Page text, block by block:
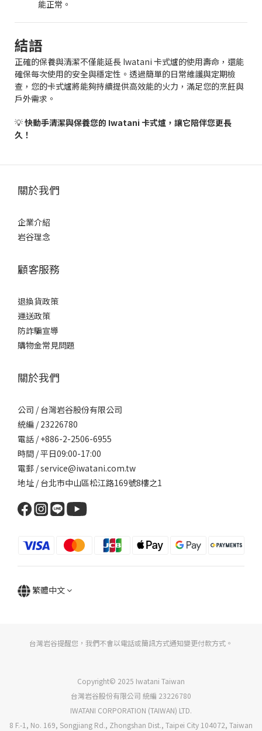
能正常。
結語
正確的保養與清潔不僅能延長 Iwatani 卡式爐的使用壽命，還能
確保每次使用的安全與穩定性。透過簡單的日常維護與定期檢
查，您的卡式爐將能夠持續提供高效能的火力，滿足您的烹飪與
戶外需求。
💡快動手清潔與保養您的 Iwatani 卡式爐，讓它陪伴您更長
久！
關於我們
企業介紹
岩谷理念
顧客服務
退換貨政策
運送政策
防詐騙宣導
購物金常見問題
關於我們
公司 / 台灣岩谷股份有限公司
統編 / 23226780
電話 / +886-2-2506-6955
時間 / 平日09:00-17:00
電郵 / service@iwatani.com.tw
地址 / 台北市中山區松江路169號8樓之1
繁體中文
台灣岩谷提醒您，我們不會以電話或簡訊方式通知變更付款方式。
Copyright© 2025 Iwatani Taiwan
台灣岩谷股份有限公司 統編 23226780
IWATANI CORPORATION (TAIWAN) LTD.
8 F.-1, No. 169, Songjiang Rd., Zhongshan Dist., Taipei City 104072, Taiwan